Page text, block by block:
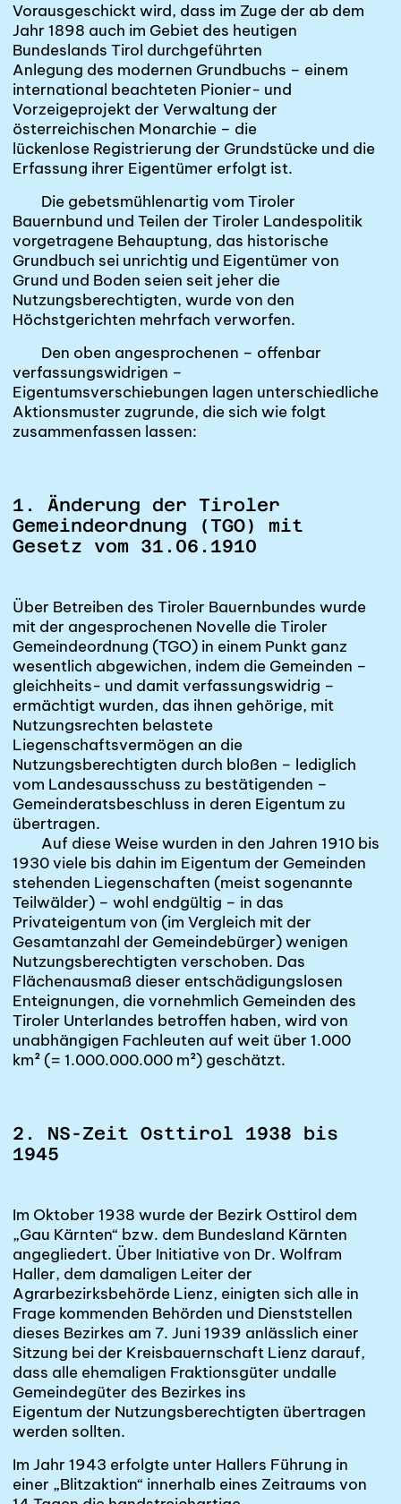
Vorausgeschickt wird, dass im Zuge der ab dem
Jahr 1898 auch im Gebiet des heutigen
Bundeslands Tirol durchgeführten
Anlegung des modernen Grundbuchs – einem
international beachteten Pionier- und
Vorzeigeprojekt der Verwaltung der
österreichischen Monarchie – die
lückenlose Registrierung der Grundstücke und die
Erfassung ihrer Eigentümer erfolgt ist.
Die gebetsmühlenartig vom Tiroler
Bauernbund und Teilen der Tiroler Landespolitik
vorgetragene Behauptung, das historische
Grundbuch sei unrichtig und Eigentümer von
Grund und Boden seien seit jeher die
Nutzungsberechtigten, wurde von den
Höchstgerichten mehrfach verworfen.
Den oben angesprochenen – offenbar
verfassungswidrigen –
Eigentumsverschiebungen lagen unterschiedliche
Aktionsmuster zugrunde, die sich wie folgt
zusammenfassen lassen:
1. Änderung der Tiroler
Gemeindeordnung (TGO) mit
Gesetz vom 31.06.1910
Über Betreiben des Tiroler Bauernbundes wurde
mit der angesprochenen Novelle die Tiroler
Gemeindeordnung (TGO) in einem Punkt ganz
wesentlich abgewichen, indem die Gemeinden –
gleichheits- und damit verfassungswidrig –
ermächtigt wurden, das ihnen gehörige, mit
Nutzungsrechten belastete
Liegenschaftsvermögen an die
Nutzungsberechtigten durch bloßen – lediglich
vom Landesausschuss zu bestätigenden –
Gemeinderatsbeschluss in deren Eigentum zu
übertragen.
Auf diese Weise wurden in den Jahren 1910 bis
1930 viele bis dahin im Eigentum der Gemeinden
stehenden Liegenschaften (meist sogenannte
Teilwälder) – wohl endgültig – in das
Privateigentum von (im Vergleich mit der
Gesamtanzahl der Gemeindebürger) wenigen
Nutzungsberechtigten verschoben. Das
Flächenausmaß dieser entschädigungslosen
Enteignungen, die vornehmlich Gemeinden des
Tiroler Unterlandes betroffen haben, wird von
unabhängigen Fachleuten auf weit über 1.000
km² (= 1.000.000.000 m²) geschätzt.
2. NS-Zeit Osttirol 1938 bis
1945
Im Oktober 1938 wurde der Bezirk Osttirol dem
„Gau Kärnten“ bzw. dem Bundesland Kärnten
angegliedert. Über Initiative von Dr. Wolfram
Haller, dem damaligen Leiter der
Agrarbezirksbehörde Lienz, einigten sich alle in
Frage kommenden Behörden und Dienststellen
dieses Bezirkes am 7. Juni 1939 anlässlich einer
Sitzung bei der Kreisbauernschaft Lienz darauf,
dass alle ehemaligen Fraktionsgüter undalle
Gemeindegüter des Bezirkes ins
Eigentum der Nutzungsberechtigten übertragen
werden sollten.
Im Jahr 1943 erfolgte unter Hallers Führung in
einer „Blitzaktion“ innerhalb eines Zeitraums von